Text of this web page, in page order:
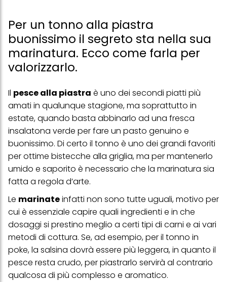
Per un tonno alla piastra
buonissimo il segreto sta nella sua
marinatura. Ecco come farla per
valorizzarlo.
Il pesce alla piastra è uno dei secondi piatti più
amati in qualunque stagione, ma soprattutto in
estate, quando basta abbinarlo ad una fresca
insalatona verde per fare un pasto genuino e
buonissimo. Di certo il tonno è uno dei grandi favoriti
per ottime bistecche alla griglia, ma per mantenerlo
umido e saporito è necessario che la marinatura sia
fatta a regola d’arte.
Le marinateinfatti non sono tutte uguali, motivo per
cui è essenziale capire quali ingredienti e in che
dosaggi si prestino meglio a certi tipi di carni e ai vari
metodi di cottura. Se, ad esempio, per il tonno in
poke, la salsina dovrà essere più leggera, in quanto il
pesce resta crudo, per piastrarlo servirà al contrario
qualcosa di più complesso e aromatico.